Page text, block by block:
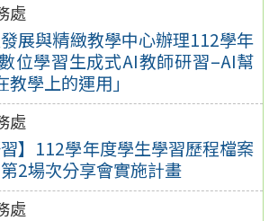
處
展與精緻教學中心辦理112學年
位學習生成式AI教師研習–AI幫
學上的運用」
處
習】112學年度學生學習歷程檔案
2場次分享會實施計畫
處